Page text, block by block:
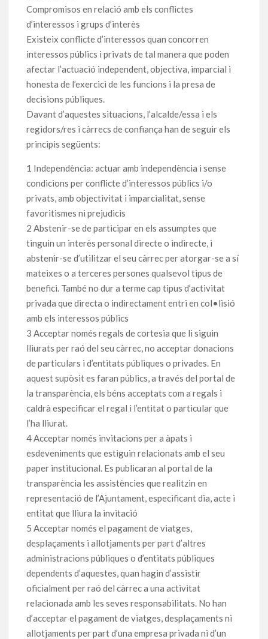
Compromisos en relació amb els conflictes
d’interessos i grups d’interès
Existeix conflicte d’interessos quan concorren
interessos públics i privats de tal manera que poden
afectar l’actuació independent, objectiva, imparcial i
honesta de l’exercici de les funcions i la presa de
decisions públiques.
Davant d’aquestes situacions, l’alcalde/essa i els
regidors/res i càrrecs de confiança han de seguir els
principis següents:
1 Independència: actuar amb independència i sense
condicions per conflicte d’interessos públics i/o
privats, amb objectivitat i imparcialitat, sense
favoritismes ni prejudicis
2 Abstenir-se de participar en els assumptes que
tinguin un interès personal directe o indirecte, i
abstenir-se d’utilitzar el seu càrrec per atorgar-se a sí
mateixes o a terceres persones qualsevol tipus de
benefici. També no dur a terme cap tipus d’activitat
privada que directa o indirectament entri en col•lisió
amb els interessos públics
3 Acceptar només regals de cortesia que li siguin
lliurats per raó del seu càrrec, no acceptar donacions
de particulars i d’entitats públiques o privades. En
aquest supòsit es faran públics, a través del portal de
la transparència, els béns acceptats com a regals i
caldrà especificar el regal i l’entitat o particular que
l’ha lliurat.
4 Acceptar només invitacions per a àpats i
esdeveniments que estiguin relacionats amb el seu
paper institucional. Es publicaran al portal de la
transparència les assistències que realitzin en
representació de l’Ajuntament, especificant dia, acte i
entitat que lliura la invitació
5 Acceptar només el pagament de viatges,
desplaçaments i allotjaments per part d’altres
administracions públiques o d’entitats públiques
dependents d’aquestes, quan hagin d’assistir
oficialment per raó del càrrec a una activitat
relacionada amb les seves responsabilitats. No han
d’acceptar el pagament de viatges, desplaçaments ni
allotjaments per part d’una empresa privada ni d’un